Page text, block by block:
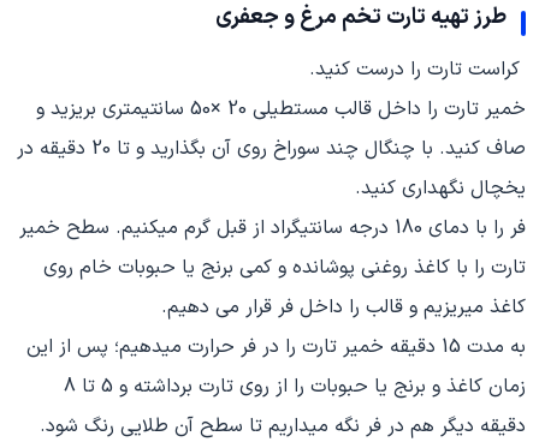
طرز تهیه تارت تخم مرغ و جعفری
کراست تارت را درست کنید.
خمیر تارت را داخل قالب مستطیلی 20 ×50 سانتی‮متری بریزید و
صاف کنید. با چنگال چند سوراخ روی آن بگذارید و تا 02 دقیقه در
یخچال نگهداری کنید.
فر را با دمای 180 درجه سانتی‮گراد از قبل گرم می‮کنیم. سطح خمیر
تارت را با کاغذ روغنی پوشانده و کمی برنج یا حبوبات خام روی
کاغذ می‮ریزیم و قالب را داخل فر قرار می دهیم.
به مدت 15 دقیقه خمیر تارت را در فر حرارت می‮دهیم؛ پس از این
زمان کاغذ و برنج یا حبوبات را از روی تارت برداشته و 5 تا 8
دقیقه دیگر هم در فر نگه می‮داریم تا سطح آن طلایی رنگ شود.